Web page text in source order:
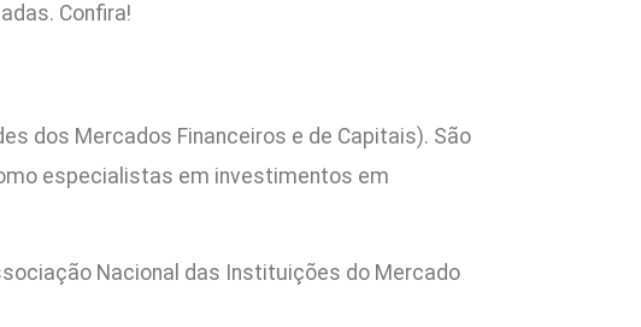
Confira!
dos Mercados Financeiros e de Capitais). São
especialistas em investimentos em
Nacional das Instituições do Mercado